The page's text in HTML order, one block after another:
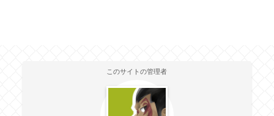
このサイトの管理者